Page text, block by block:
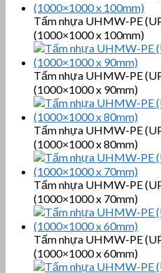
Tấm nhựa UHMW-PE
(1000×1000 x 100mm)
Tấm nhựa UHMW-PE
(1000×1000 x 90mm)
Tấm nhựa UHMW-PE
(1000×1000 x 80mm)
Tấm nhựa UHMW-PE
(1000×1000 x 70mm)
Tấm nhựa UHMW-PE
(1000×1000 x 60mm)